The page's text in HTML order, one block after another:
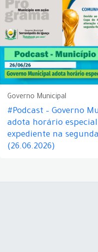
Governo Municipal
#Podcast – Governo
adota horário especial
expediente na
(26.06.2026)